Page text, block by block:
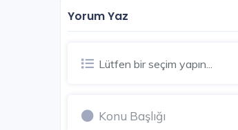
Yorum Yaz
Lütfen bir seçim yapın...
SATIŞI TAMAMLANDI